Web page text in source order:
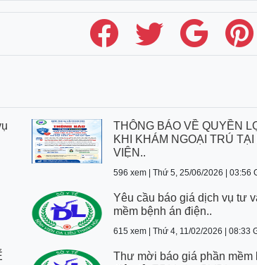
THÔNG BÁO VỀ QUYỀN
KHI KHÁM NGOẠI TRÚ TẠI
VIỆN..
596 xem | Thứ 5, 25/06/2026 | 03:56
Yêu cầu báo giá dịch vụ tư
mềm bệnh án điện..
615 xem | Thứ 4, 11/02/2026 | 08:33
Thư mời báo giá phần mềm